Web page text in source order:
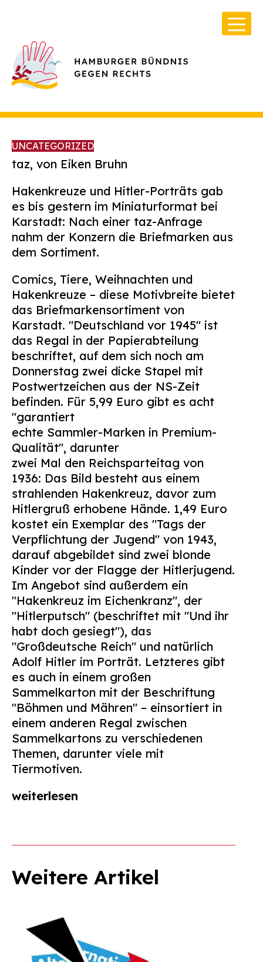
Über Uns
Infos & Broschüren
Archiv
Kontakt
Suchen
nach:
UNCATEGORIZED
taz, von Eiken Bruhn
Hakenkreuze und Hitler-Porträts gab
es bis gestern im Miniaturformat bei
Karstadt: Nach einer taz-Anfrage
nahm der Konzern die Briefmarken aus
dem Sortiment.
Comics, Tiere, Weihnachten und
Hakenkreuze – diese Motivbreite bietet
das Briefmarkensortiment von
Karstadt. "Deutschland vor 1945" ist
das Regal in der Papierabteilung
beschriftet, auf dem sich noch am
Donnerstag zwei dicke Stapel mit
Postwertzeichen aus der NS-Zeit
befinden. Für 5,99 Euro gibt es acht
"garantiert
echte Sammler-Marken in Premium-
Qualität", darunter
zwei Mal den Reichsparteitag von
1936: Das Bild besteht aus einem
strahlenden Hakenkreuz, davor zum
Hitlergruß erhobene Hände. 1,49 Euro
kostet ein Exemplar des "Tags der
Verpflichtung der Jugend" von 1943,
darauf abgebildet sind zwei blonde
Kinder vor der Flagge der Hitlerjugend.
Im Angebot sind außerdem ein
"Hakenkreuz im Eichenkranz", der
"Hitlerputsch" (beschriftet mit "Und ihr
habt doch gesiegt"), das
"Großdeutsche Reich" und natürlich
Adolf Hitler im Porträt. Letzteres gibt
es auch in einem großen
Sammelkarton mit der Beschriftung
"Böhmen und Mähren" – einsortiert in
einem anderen Regal zwischen
Sammelkartons zu verschiedenen
Themen, darunter viele mit
Tiermotiven.
weiterlesen
Weitere Artikel